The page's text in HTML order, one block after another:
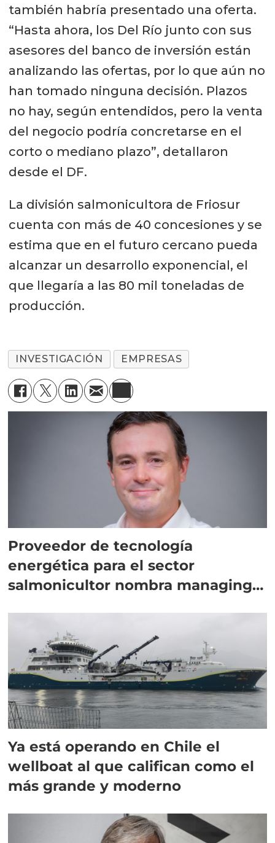
también habría presentado una oferta.
“Hasta ahora, los Del Río junto con sus
asesores del banco de inversión están
analizando las ofertas, por lo que aún no
han tomado ninguna decisión. Plazos
no hay, según entendidos, pero la venta
del negocio podría concretarse en el
corto o mediano plazo”, detallaron
desde el DF.
La división salmonicultora de Friosur
cuenta con más de 40 concesiones y se
estima que en el futuro cercano pueda
alcanzar un desarrollo exponencial, el
que llegaría a las 80 mil toneladas de
producción.
INVESTIGACIÓN EMPRESAS
Proveedor de tecnología
energética para el sector
salmonicultor nombra managing
Ya está operando en Chile el
wellboat al que califican como el
más grande y moderno